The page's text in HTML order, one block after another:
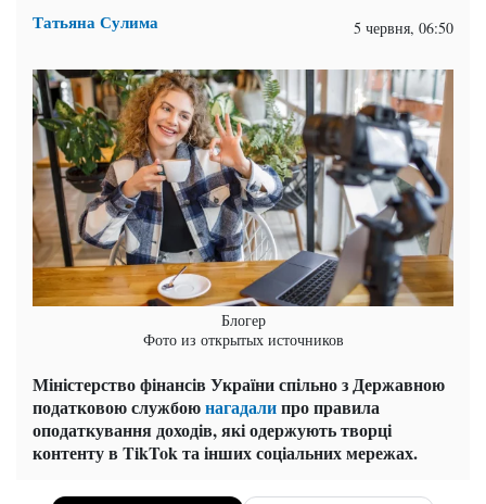
Татьяна Сулима 5 червня, 06:50
Блогер
Фото из открытых источников
Міністерство фінансів України спільно з Державною
податковою службоюнагадалипро правила
оподаткування доходів, які одержують творці
контенту в TikTok та інших соціальних мережах.